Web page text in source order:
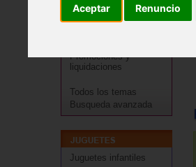
Aceptar Renuncio
Especialidades
Menú
Promociones y
liquidaciones
Todos los temas
Busqueda avanzada
Juguetes infantiles